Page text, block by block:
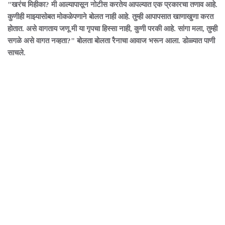
"खरंच मिहीका? मी आल्यापासून नोटीस करतेय आपल्यात एक प्रकारचा तणाव आहे.
कुणीही माझ्यासोबत मोकळेपणाने बोलत नाही आहे. तुम्ही आपापसात खाणाखुणा करत
होतात. असे वागताय जणू मी या गृपचा हिस्सा नाही, कुणी परकी आहे. सांगा मला, तुम्ही
सगळे असे वागत नव्हता?" बोलता बोलता रैनाचा आवाज भरून आला. डोळ्यात पाणी
साचले.